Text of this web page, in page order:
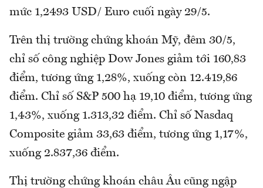
mức 1,2493 USD/ Euro cuối ngày 29/5.
Trên thị trường chứng khoán Mỹ, đêm 30/5,
chỉ số công nghiệp Dow Jones giảm tới 160,83
điểm, tương ứng 1,28%, xuống còn 12.419,86
điểm. Chỉ số S&P 500 hạ 19,10 điểm, tương ứng
1,43%, xuống 1.313,32 điểm. Chỉ số Nasdaq
Composite giảm 33,63 điểm, tương ứng 1,17%,
xuống 2.837,36 điểm.
Thị trường chứng khoán châu Âu cũng ngập